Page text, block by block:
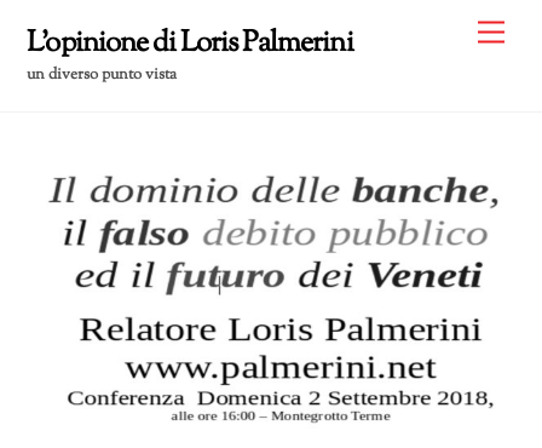
content
L'opinione di Loris Palmerini
un diverso punto vista